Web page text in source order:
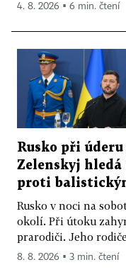
4. 8. 2026 ▪ 6 min. čtení
Rusko při
Zelenskyj
proti
Rusko v noci na
okolí. Při útoku
prarodiči. Jeho
8. 8. 2026 ▪ 3 min. čtení